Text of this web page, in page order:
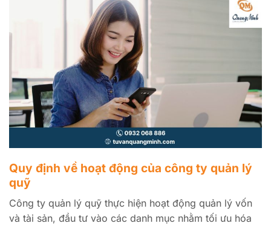
Quy định về hoạt động của công ty quản lý
quỹ
Công ty quản lý quỹ thực hiện hoạt động quản lý vốn
và tài sản, đầu tư vào các danh mục nhằm tối ưu hóa